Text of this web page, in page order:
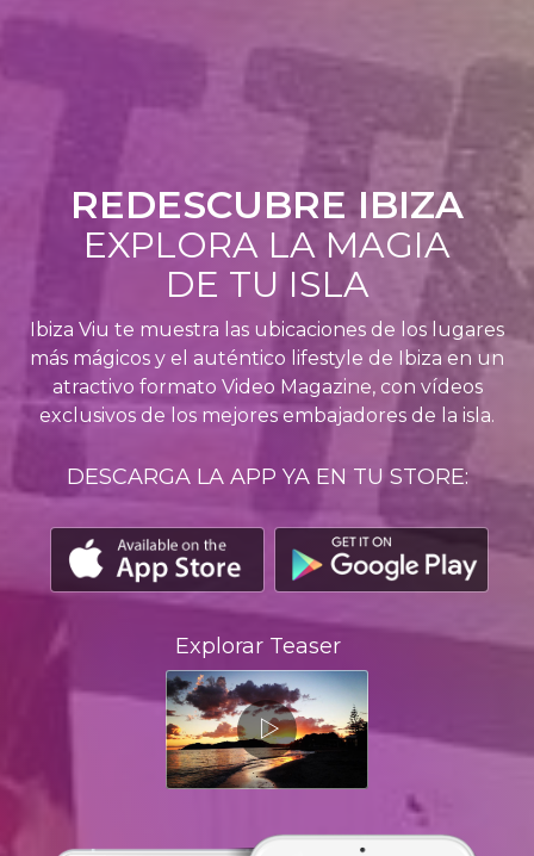
REDESCUBRE IBIZA
EXPLORA LA MAGIA
DE TU ISLA
Ibiza Viu te muestra las ubicaciones de los lugares
más mágicos y el auténtico lifestyle de Ibiza en un
atractivo formato Video Magazine, con vídeos
exclusivos de los mejores embajadores de la isla.
DESCARGA LA APP YA EN TU STORE:
Explorar Teaser